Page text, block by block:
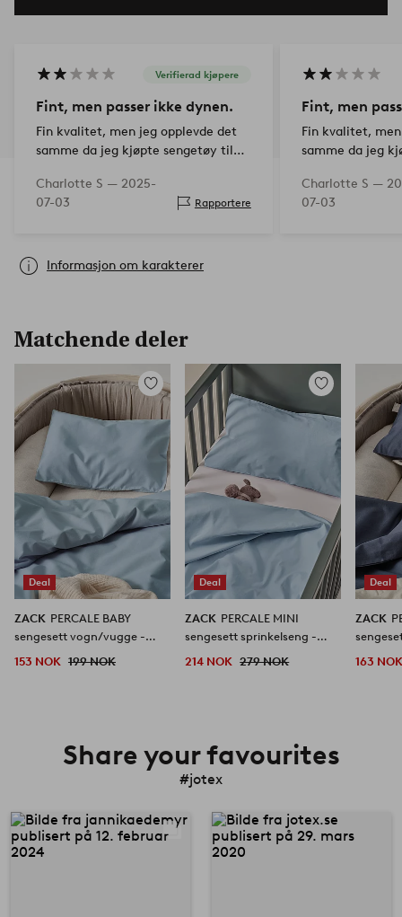
Verifierad kjøpere
Fint, men passer ikke dynen.
Fin kvalitet, men jeg opplevde det
samme da jeg kjøpte sengetøy til
for dynetrekket (eller om
dynetrekket er for lite for dynen).
Charlotte S — 2025-
07-03
Rapportere
Fint, men
Fin kvalitet,
samme da jeg
for dynetrekket
dynetrekket er
Charlotte S —
07-03
Informasjon om karakterer
Matchende deler
Deal
Legg
til
favoritter
ZACK PERCALE BABY
sengesett vogn/vugge -
153 NOK 199 NOK
Deal
Legg
favoritter
ZACK PERCALE MINI
sengesett sprinkelseng -
214 NOK 279 NOK
Deal
ZACK
163
Share your favourites
#jotex